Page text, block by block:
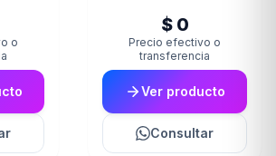
o
$ 0
Precio efectivo o
transferencia
Ver producto
Consultar